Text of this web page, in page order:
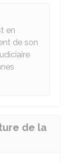
en
de son
de la